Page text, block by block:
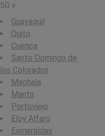
5G v :
Guayaquil
Quito
Cuenca
Santo Domingo de
los Colorados
Machala
Manta
Portoviejo
Eloy Alfaro
Esmeraldas